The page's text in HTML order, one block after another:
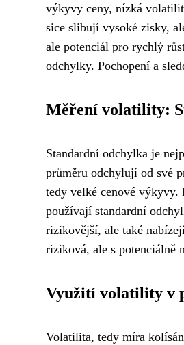
výkyvy ceny, nízká
sice slibují vysoké zisky,
ale potenciál pro rychlý
odchylky. Pochopení a
Měření volatility:
Standardní odchylka je
průměru odchylují od své
tedy velké cenové výkyvy.
používají standardní
rizikovější, ale také
riziková, ale s potenciálně
Využití volatility v
Volatilita, tedy míra